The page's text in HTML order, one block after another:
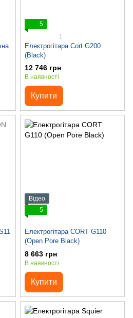
5
1
Електрогітара Cort G200
(Black)
12 746 грн
В наявності
Купити
Відео
5
Електрогітара CORT G110
(Open Pore Black)
8 663 грн
В наявності
Купити